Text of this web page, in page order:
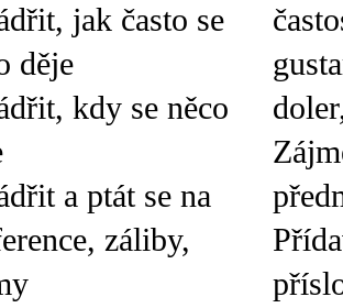
jak často se
děje
kdy se něco
a ptát se na
záliby,